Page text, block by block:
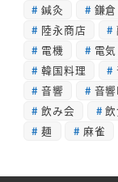
鍼灸
鎌倉
陸永商店
電機
電気
韓国料理
音響
音
飲み会
麺
麻雀